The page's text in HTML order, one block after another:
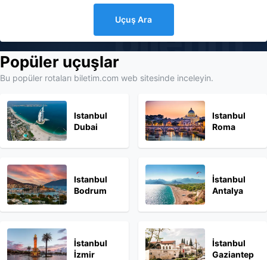
biletim
Uçuş Ara
Popüler uçuşlar
Bu popüler rotaları biletim.com web sitesinde inceleyin.
Istanbul
Dubai
Istanbul
Roma
Istanbul
Bodrum
İstanbul
Antalya
İstanbul
İzmir
İstanbul
Gaziantep